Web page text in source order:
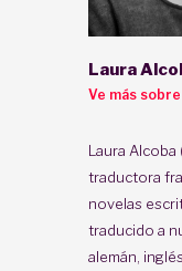
Laura
Ve más
Laura
traductora
novelas
traducido a
alemán,